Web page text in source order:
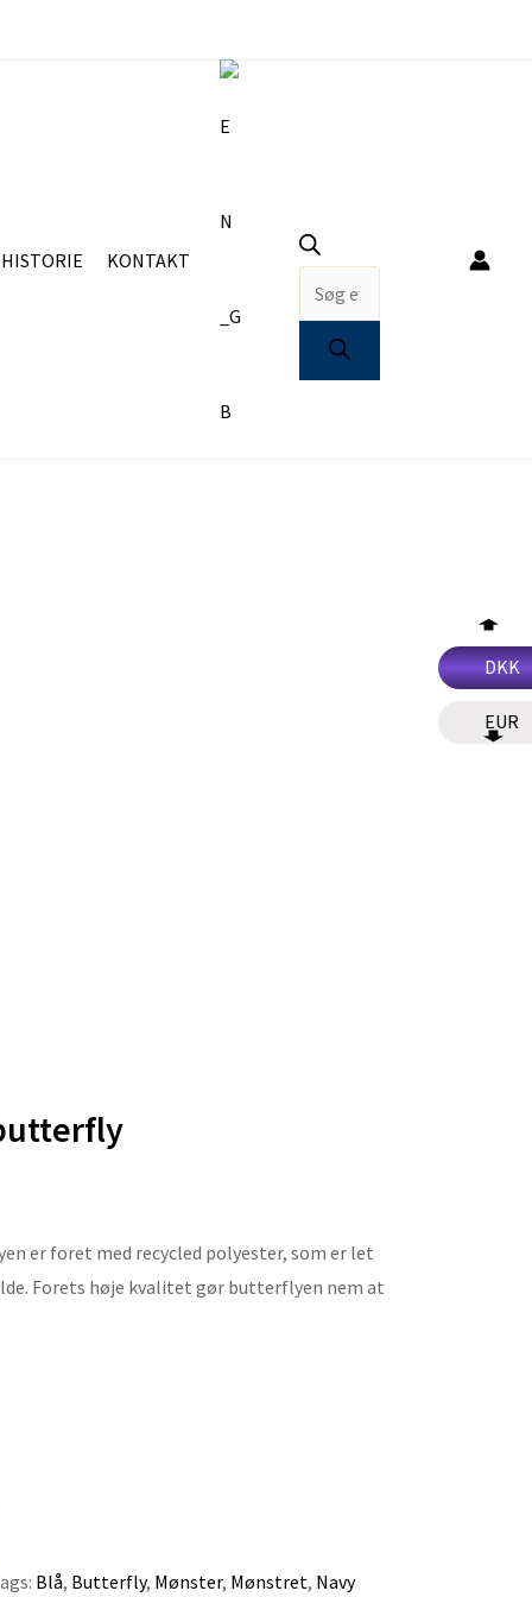
DKK
EUR
HISTORIE KONTAKT
er foret med recycled polyester, som er let
Forets høje kvalitet gør butterflyen nem at
Blå, Butterfly, Mønster, Mønstret, Navy